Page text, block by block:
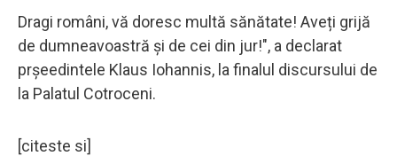
Dragi români, vă doresc multă sănătate! Aveți grijă
de dumneavoastră și de cei din jur!", a declarat
prşeedintele Klaus Iohannis, la finalul discursului de
la Palatul Cotroceni.
[citeste si]